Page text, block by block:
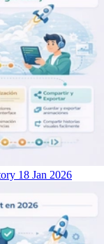
18 Jan 2026